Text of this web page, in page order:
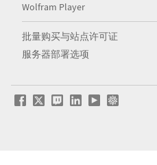
Wolfram Player
批量购买与站点许可证
服务器部署选项